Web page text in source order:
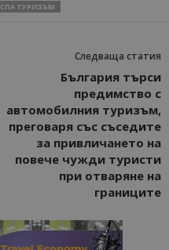
СПА ТУРИЗЪМ
Следваща статия
България търси
предимство с
автомобилния туризъм,
преговаря със съседите
за привличането на
повече чужди туристи
при отваряне на
границите